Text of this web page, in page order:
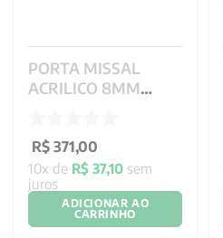
PORTA MISSAL
ACRILICO 8MM
R$ 371,00
10x de R$ 37,10 sem
juros
ADICIONAR AO
CARRINHO